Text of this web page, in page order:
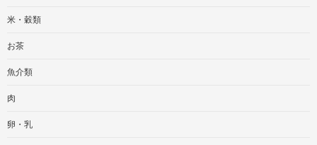
米・穀類
お茶
魚介類
肉
卵・乳